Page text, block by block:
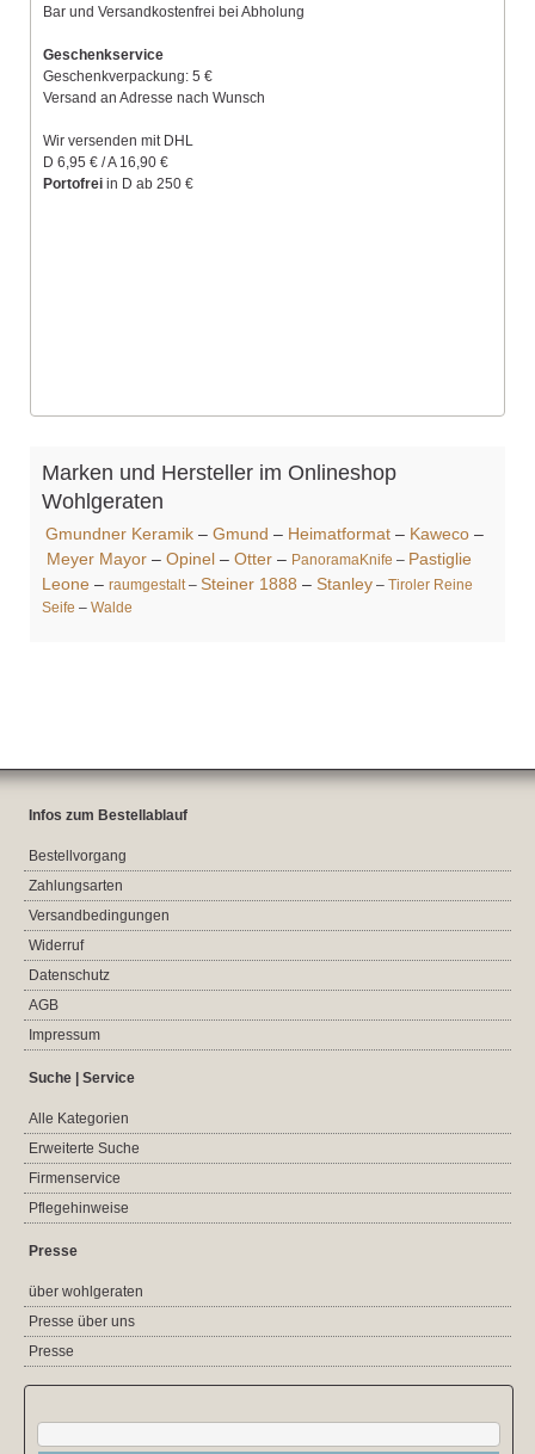
Bar und Versandkostenfrei bei Abholung
Geschenkservice
Geschenkverpackung: 5 €
Versand an Adresse nach Wunsch
Wir versenden mit DHL
D 6,95 € / A 16,90 €
Portofrei in D ab 250 €
Marken und Hersteller im Onlineshop
Wohlgeraten
Gmundner Keramik – Gmund – Heimatformat – Kaweco –
Meyer Mayor – Opinel – Otter – PanoramaKnife – Pastiglie
Leone – raumgestalt – Steiner 1888 – Stanley – Tiroler Reine
Seife – Walde
Infos zum Bestellablauf
Bestellvorgang
Zahlungsarten
Versandbedingungen
Widerruf
Datenschutz
AGB
Impressum
Suche | Service
Alle Kategorien
Erweiterte Suche
Firmenservice
Pflegehinweise
Presse
über wohlgeraten
Presse über uns
Presse